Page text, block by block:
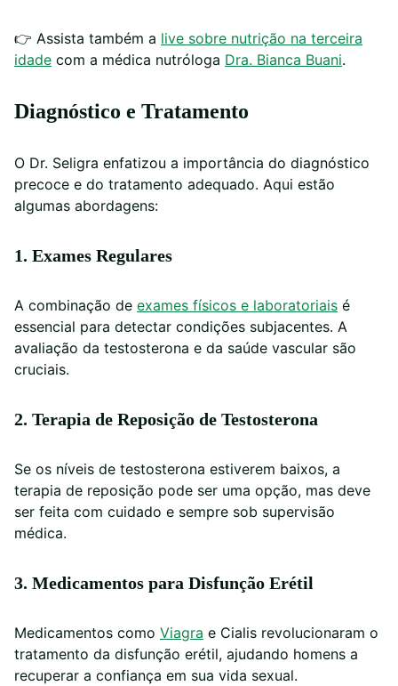
👉 Assista também a live sobre nutrição na terceira
idade com a médica nutróloga Dra. Bianca Buani.
Diagnóstico e Tratamento
O Dr. Seligra enfatizou a importância do diagnóstico
precoce e do tratamento adequado. Aqui estão
algumas abordagens:
1. Exames Regulares
A combinação de exames físicos e laboratoriais é
essencial para detectar condições subjacentes. A
avaliação da testosterona e da saúde vascular são
cruciais.
2. Terapia de Reposição de Testosterona
Se os níveis de testosterona estiverem baixos, a
terapia de reposição pode ser uma opção, mas deve
ser feita com cuidado e sempre sob supervisão
médica.
3. Medicamentos para Disfunção Erétil
Medicamentos como Viagra e Cialis revolucionaram o
tratamento da disfunção erétil, ajudando homens a
recuperar a confiança em sua vida sexual.